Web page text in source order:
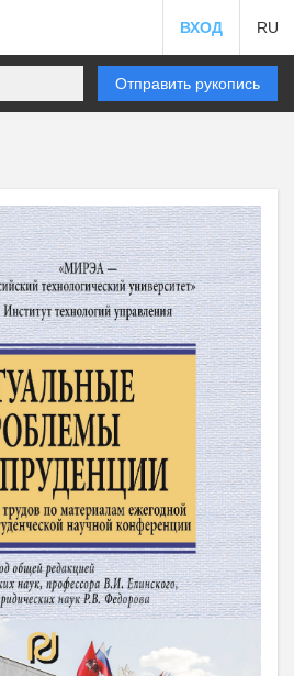
ВХОД RU
Отправить рукопись